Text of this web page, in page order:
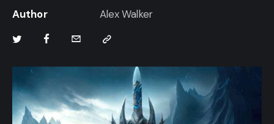
Author
Alex Walker